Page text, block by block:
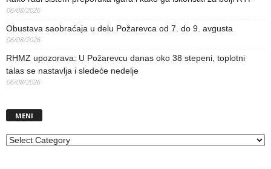
06/08/2026
Obustava saobraćaja u delu Požarevca od 7. do 9. avgusta
06/08/2026
RHMZ upozorava: U Požarevcu danas oko 38 stepeni, toplotni
talas se nastavlja i sledeće nedelje
06/08/2026
MENI
MENI